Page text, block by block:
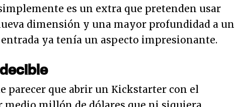
es un extra que pretenden usar
dimensión y una mayor profundidad a un
ya tenía un aspecto impresionante.
parecer que abrir un Kickstarter con el